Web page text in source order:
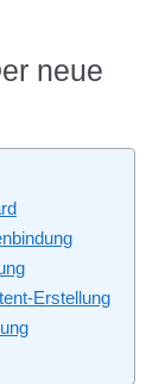
neue
Erstellung